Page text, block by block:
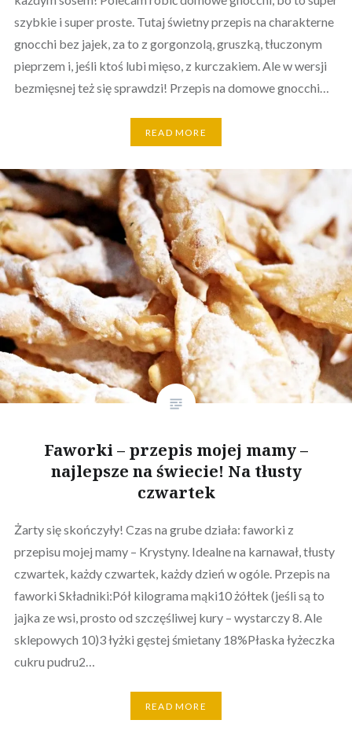
szybkie i super proste. Tutaj świetny przepis na charakterne
gnocchi bez jajek, za to z gorgonzolą, gruszką, tłuczonym
pieprzem i, jeśli ktoś lubi mięso, z kurczakiem. Ale w wersji
bezmięsnej też się sprawdzi! Przepis na domowe gnocchi…
READ MORE
Faworki – przepis mojej mamy –
najlepsze na świecie! Na tłusty
czwartek
Żarty się skończyły! Czas na grube działa: faworki z
przepisu mojej mamy – Krystyny. Idealne na karnawał, tłusty
czwartek, każdy czwartek, każdy dzień w ogóle. Przepis na
faworki Składniki:Pół kilograma mąki10 żółtek (jeśli są to
jajka ze wsi, prosto od szczęśliwej kury – wystarczy 8. Ale
sklepowych 10)3 łyżki gęstej śmietany 18%Płaska łyżeczka
cukru pudru2…
READ MORE